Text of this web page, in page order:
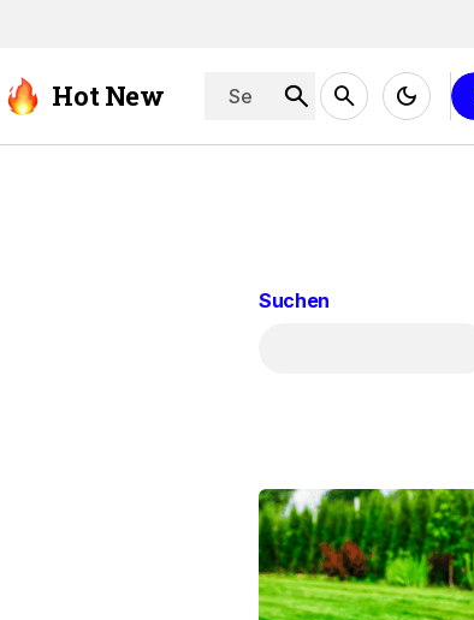
Hot New
Suchen